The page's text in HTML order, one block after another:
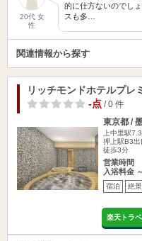
20代 女
性
的に仕方ないのでし
スも多…
関連情報から探す
リッチモンドホテルプレ
-点/ 0 件
東京都 /
上中里駅
押上駅B3出
徒歩3分
営業時間
入浴料金 ～
宿泊 絶景
楽天トラ